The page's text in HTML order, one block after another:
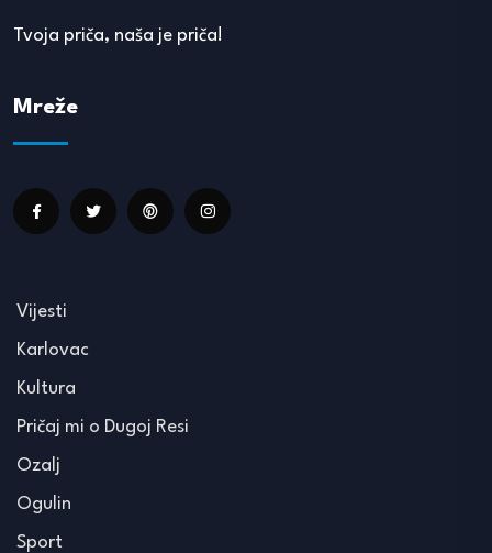
Tvoja priča, naša je priča!
Mreže
Vijesti
Karlovac
Kultura
Pričaj mi o Dugoj Resi
Ozalj
Ogulin
Sport